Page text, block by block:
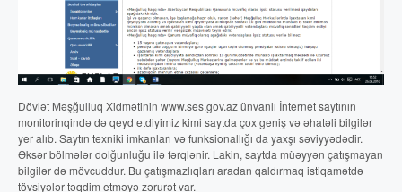
Dövlət Məşğulluq Xidmətinin www.ses.gov.az ünvanlı İnternet saytının
monitorinqində də qeyd etdiyimiz kimi saytda çox geniş və əhatəli bilgilər
yer alıb. Saytın texniki imkanları və funksionallığı da yaxşı səviyyədədir.
Əksər bölmələr dolğunluğu ilə fərqlənir. Lakin, saytda müəyyən çatışmayan
bilgilər də mövcuddur. Bu çatışmazlıqları aradan qaldırmaq istiqamətdə
tövsiyələr təqdim etməyə zərurət var.